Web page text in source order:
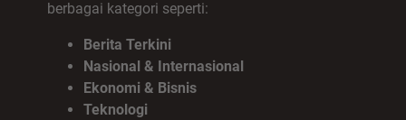
berbagai kategori seperti:
Berita Terkini
Nasional & Internasional
Ekonomi & Bisnis
Teknologi